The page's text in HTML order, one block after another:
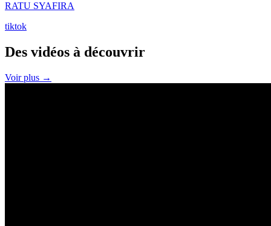
RATU SYAFIRA
tiktok
Des vidéos à découvrir
Voir plus →